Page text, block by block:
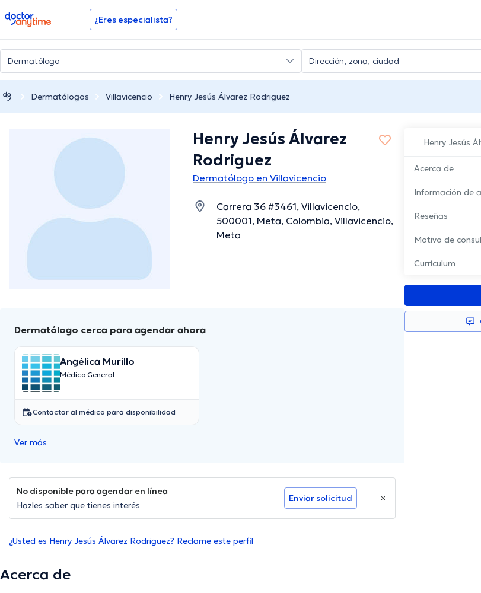
doctoranytime ¿Eres especialista?
Dermatólogos Villavicencio Henry Jesús Álvarez Rodriguez
Henry Jesús
Acerca de
Información de
Reseñas
Motivo de
Currículum
Henry Jesús Álvarez
Rodriguez
Dermatólogo en Villavicencio
Carrera 36 #3461, Villavicencio,
500001, Meta, Colombia, Villavicencio,
Meta
Dermatólogo cerca para agendar ahora
Angélica Murillo
Médico General
Contactar al médico para disponibilidad
Ver más
No disponible para agendar en línea
Hazles saber que tienes interés
Enviar solicitud
¿Usted es Henry Jesús Álvarez Rodriguez? Reclame este perfil
Acerca de